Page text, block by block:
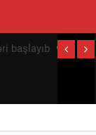
Ceyhun
başlayıb